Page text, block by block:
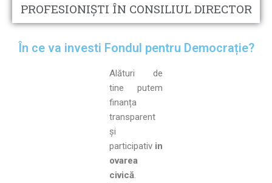
PROFESIONIȘTI ÎN CONSILIUL DIRECTOR
În ce va investi Fondul pentru Democrație?
Alături de
tine putem
finanța
transparent
și
participativ in
ovarea
civică.